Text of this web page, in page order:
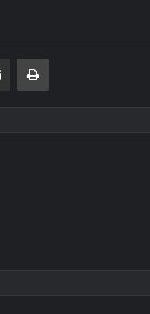
E-Posta ile paylaş Yazdır